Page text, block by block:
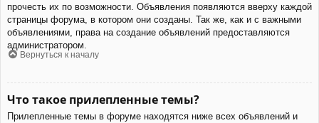
прочесть их по возможности. Объявления появляются вверху каждой
страницы форума, в котором они созданы. Так же, как и с важными
объявлениями, права на создание объявлений предоставляются
администратором.
Вернуться к началу
Что такое прилепленные темы?
Прилепленные темы в форуме находятся ниже всех объявлений и